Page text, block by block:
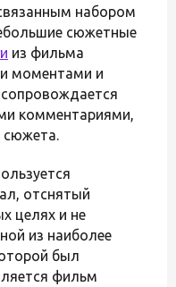
набором
сюжетные
из фильма
моментами и
комментариями,
сюжета.
отснятый
целях и не
из наиболее
был
фильм